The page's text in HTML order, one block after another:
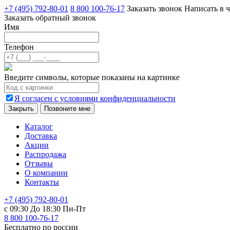
+7 (495) 792-80-01 8 800 100-76-17 Заказать звонок Написать в
Заказать обратный звонок
Имя
Телефон
Введите символы, которые показаны на картинке
Я согласен с условиями конфиденциальности
Закрыть Позвоните мне
Каталог
Доставка
Акции
Распродажа
Отзывы
О компании
Контакты
+7 (495) 792-80-01
с 09:30 До 18:30 Пн-Пт
8 800 100-76-17
Бесплатно по россии